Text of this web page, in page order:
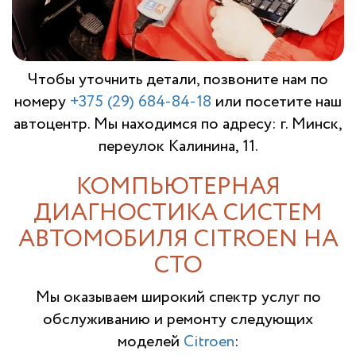
Чтобы уточнить детали, позвоните нам по
номеру +375 (29) 684-84-18 или посетите наш
автоцентр. Мы находимся по адресу: г. Минск,
переулок Калинина, 11.
КОМПЬЮТЕРНАЯ
ДИАГНОСТИКА СИСТЕМ
АВТОМОБИЛЯ CITROEN НА
СТО
Мы оказываем широкий спектр услуг по
обслуживанию и ремонту следующих
моделей Citroen: